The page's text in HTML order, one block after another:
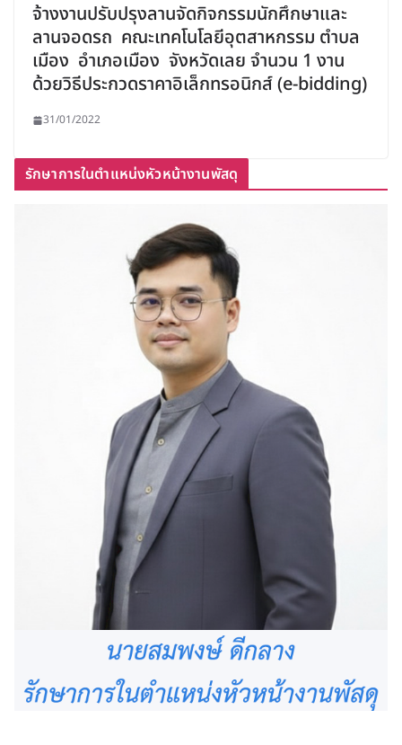
จ้างงานปรับปรุงลานจัดกิจกรรมนักศึกษาและ
ลานจอดรถ คณะเทคโนโลยีอุตสาหกรรม ตำบล
เมือง อำเภอเมือง จังหวัดเลย จำนวน 1 งาน
ด้วยวิธีประกวดราคาอิเล็กทรอนิกส์ (e-bidding)
31/01/2022
รักษาการในตำแหน่งหัวหน้างานพัสดุ